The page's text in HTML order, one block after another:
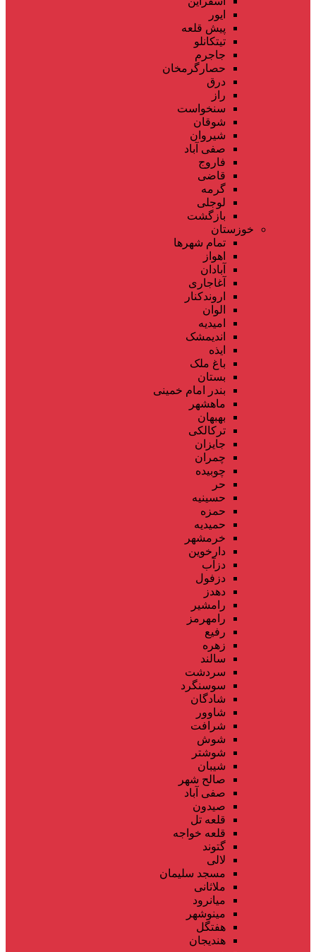
ایور
پیش قلعه
تیتکانلو
جاجرم
حصارگرمخان
درق
راز
سنخواست
شوقان
شیروان
صفی آباد
فاروج
قاضی
گرمه
لوجلی
بازگشت
خوزستان
تمام شهر‌ها
اهواز
آبادان
آغاجاری
اروندکنار
الوان
امیدیه
اندیمشک
ایذه
باغ ملک
بستان
بندر امام خمینی
ماهشهر
بهبهان
ترکالکی
جایزان
چمران
چوبیده
حر
حسینیه
حمزه
حمیدیه
خرمشهر
دارخوین
دزآب
دزفول
دهدز
رامشیر
رامهرمز
رفیع
زهره
سالند
سردشت
سوسنگرد
شادگان
شاوور
شرافت
شوش
شوشتر
شیبان
صالح شهر
صفی آباد
صیدون
قلعه تل
قلعه خواجه
گتوند
لالی
مسجد سلیمان
ملاثانی
میانرود
مینوشهر
هفتگل
هندیجان